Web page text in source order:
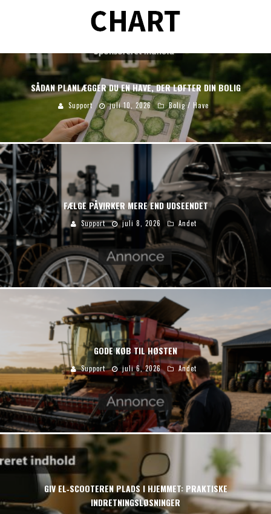
SÅDAN PLANLÆGGER DU EN HAVE, DER LØFTER DIN BOLIG
Support juli 10, 2026 Bolig / Have
FÆLGE PÅVIRKER MERE END UDSEENDET
Support juli 8, 2026 Andet
GODE KØB TIL HØSTEN
Support juli 6, 2026 Andet
GIV EL‑SCOOTEREN PLADS I HJEMMET: PRAKTISKE
INDRETNINGSLØSNINGER